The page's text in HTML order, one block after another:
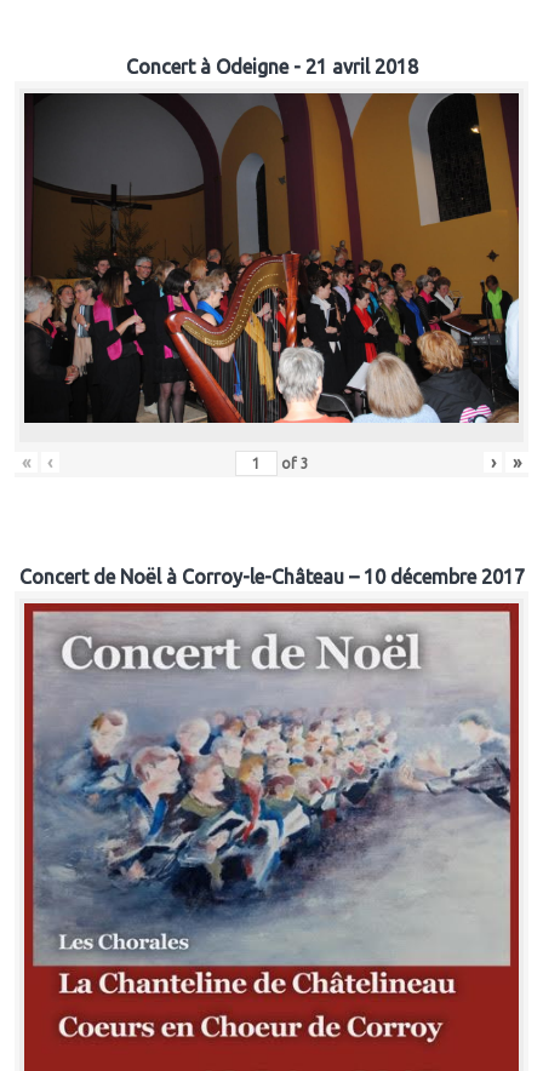
Concert à Odeigne - 21 avril 2018
« ‹ of 3 › »
Concert de Noël à Corroy-le-Château – 10 décembre 2017